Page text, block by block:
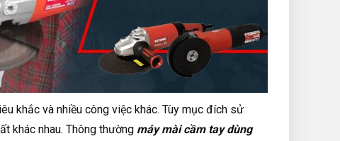
khắc và nhiều công việc khác. Tùy mục đích sử
khác nhau. Thông thường máy mài cầm tay dùng